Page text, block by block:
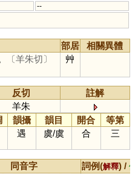
--
部居
相關異體
〔羊朱切〕
艸
反切
註解
羊朱
韻攝 韻目 開合
等第
遇 虞/虞 合 三
同音字 詞例(解釋) /